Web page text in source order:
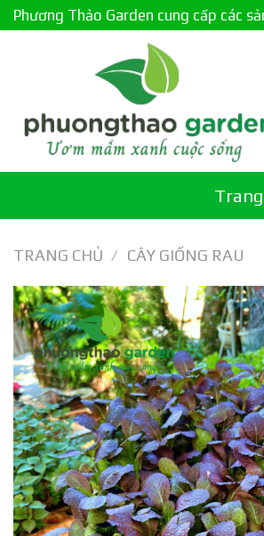
Skip
Phương Thảo Garden cung cấp các
TRANG CHỦ / CÂY GIỐNG RAU